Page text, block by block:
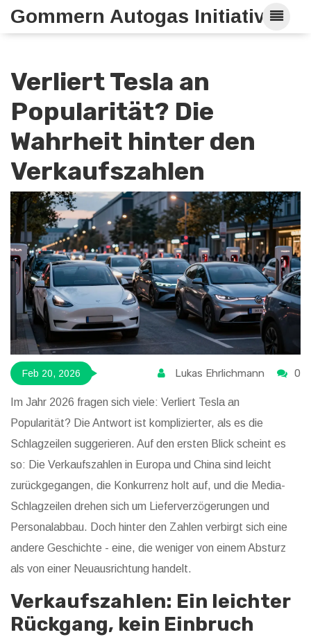
Gommern Autogas Initiative
Verliert Tesla an
Popularität? Die
Wahrheit hinter den
Verkaufszahlen
Feb 20, 2026 Lukas Ehrlichmann 0
Im Jahr 2026 fragen sich viele: Verliert Tesla an
Popularität? Die Antwort ist komplizierter, als es die
Schlagzeilen suggerieren. Auf den ersten Blick scheint es
so: Die Verkaufszahlen in Europa und China sind leicht
zurückgegangen, die Konkurrenz holt auf, und die Media-
Schlagzeilen drehen sich um Lieferverzögerungen und
Personalabbau. Doch hinter den Zahlen verbirgt sich eine
andere Geschichte - eine, die weniger von einem Absturz
als von einer Neuausrichtung handelt.
Verkaufszahlen: Ein leichter
Rückgang, kein Einbruch